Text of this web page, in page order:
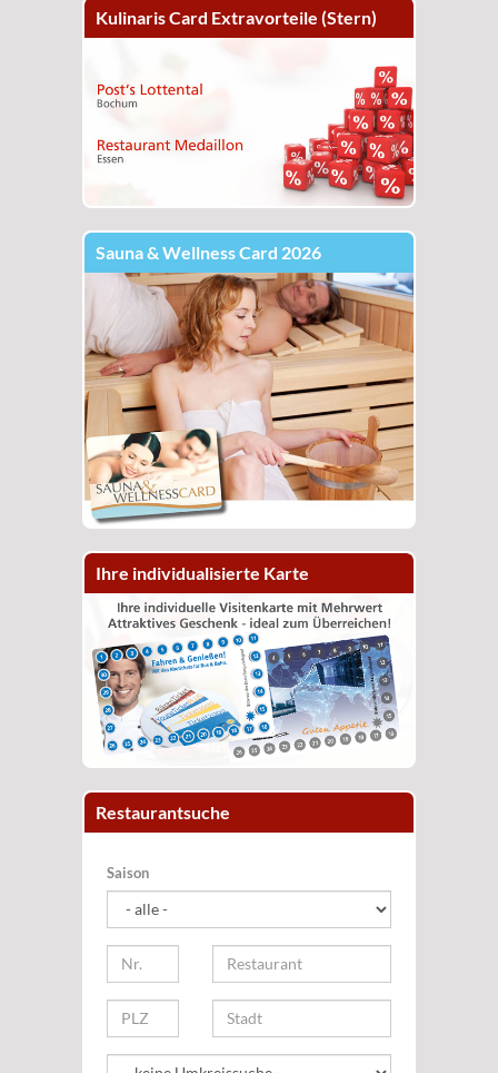
Kulinaris Card Extravorteile (Stern)
Sauna & Wellness Card 2026
Ihre individualisierte Karte
Restaurantsuche
Saison